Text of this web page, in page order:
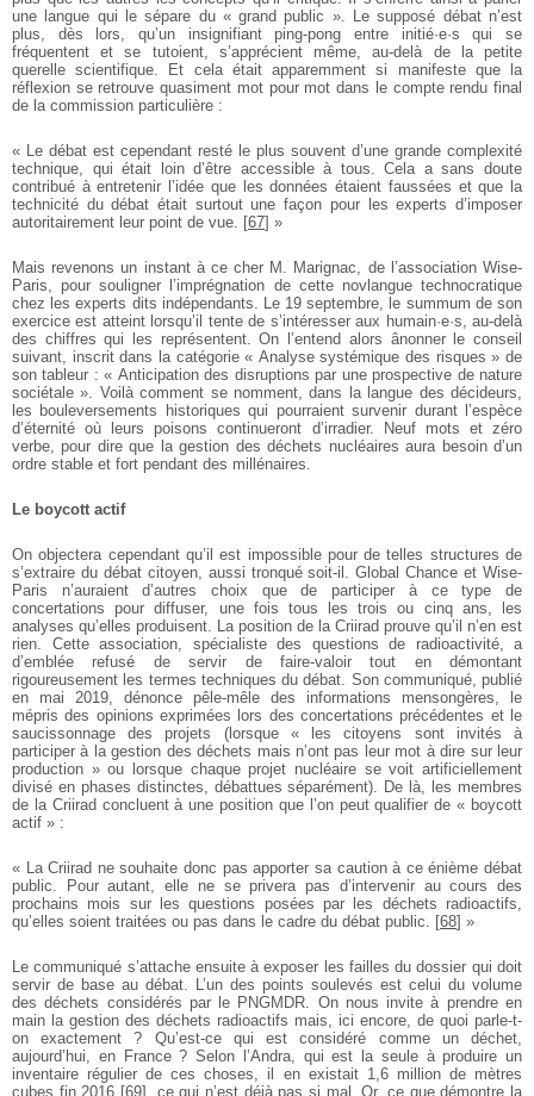
une langue qui le sépare du « grand public ». Le supposé débat n’est
plus, dès lors, qu’un insignifiant ping-pong entre initié·e·s qui se
fréquentent et se tutoient, s’apprécient même, au-delà de la petite
querelle scientifique. Et cela était apparemment si manifeste que la
réflexion se retrouve quasiment mot pour mot dans le compte rendu final
de la commission particulière :
« Le débat est cependant resté le plus souvent d’une grande complexité
technique, qui était loin d’être accessible à tous. Cela a sans doute
contribué à entretenir l’idée que les données étaient faussées et que la
technicité du débat était surtout une façon pour les experts d’imposer
autoritairement leur point de vue. [67] »
Mais revenons un instant à ce cher M. Marignac, de l’association Wise-
Paris, pour souligner l’imprégnation de cette novlangue techno­cratique
chez les experts dits indépendants. Le 19 septembre, le summum de son
exercice est atteint lorsqu’il tente de s’intéresser aux humain·e·s, au-delà
des chiffres qui les représentent. On l’entend alors ânonner le conseil
suivant, inscrit dans la catégorie « Analyse systémique des risques » de
son tableur : « Anticipation des disruptions par une prospective de nature
sociétale ». Voilà comment se nomment, dans la langue des décideurs,
les bouleversements historiques qui pourraient survenir durant l’espèce
d’éternité où leurs poisons continueront d’irradier. Neuf mots et zéro
verbe, pour dire que la gestion des déchets nucléaires aura besoin d’un
ordre stable et fort pendant des millénaires.
Le boycott actif
On objectera cependant qu’il est impossible pour de telles structures de
s’extraire du débat citoyen, aussi tronqué soit-il. Global Chance et Wise-
Paris n’auraient d’autres choix que de participer à ce type de
concertations pour diffuser, une fois tous les trois ou cinq ans, les
analyses qu’elles produisent. La position de la Criirad prouve qu’il n’en est
rien. Cette association, spécialiste des questions de radioactivité, a
d’emblée refusé de servir de faire-valoir tout en démontant
rigoureusement les termes techniques du débat. Son communiqué, publié
en mai 2019, dénonce pêle-mêle des informations mensongères, le
mépris des opinions exprimées lors des concertations précédentes et le
saucissonnage des projets (lorsque « les citoyens sont invités à
participer à la gestion des déchets mais n’ont pas leur mot à dire sur leur
production » ou lorsque chaque projet nucléaire se voit artificiellement
divisé en phases distinctes, débattues séparément). De là, les membres
de la Criirad concluent à une position que l’on peut qualifier de « boycott
actif » :
« La Criirad ne souhaite donc pas apporter sa caution à ce énième débat
public. Pour autant, elle ne se privera pas d’intervenir au cours des
prochains mois sur les questions posées par les déchets radioactifs,
qu’elles soient traitées ou pas dans le cadre du débat public. [68] »
Le communiqué s’attache ensuite à exposer les failles du dossier qui doit
servir de base au débat. L’un des points soulevés est celui du volume
des déchets considérés par le PNGMDR. On nous invite à prendre en
main la gestion des déchets radioactifs mais, ici encore, de quoi parle-t-
on exactement ? Qu’est-ce qui est considéré comme un déchet,
aujourd’hui, en France ? Selon l’Andra, qui est la seule à produire un
inventaire régulier de ces choses, il en existait 1,6 million de mètres
cubes fin 2016 [69] , ce qui n’est déjà pas si mal. Or, ce que démontre la